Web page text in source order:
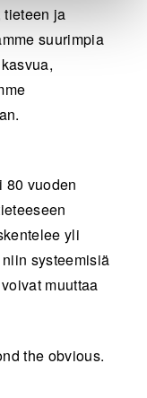
tieteen ja
suurimpia
80 vuoden
yli
systeemisiä
muuttaa
the obvious.